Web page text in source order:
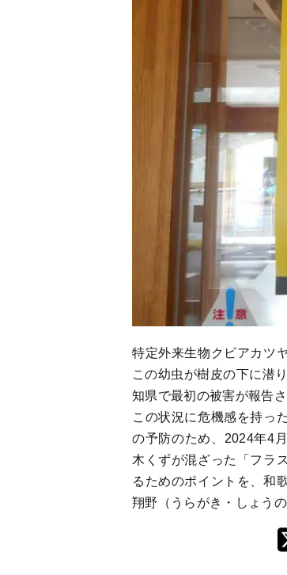
特定外来生物クビアカツ
この幼虫が樹皮の下に潜
知県で最初の被害が報告
この状況に危機感を持っ
の予防のため、2024年4
木くずが混ざった「フラ
るためのポイントを、和
翔野（うらがき・しょう